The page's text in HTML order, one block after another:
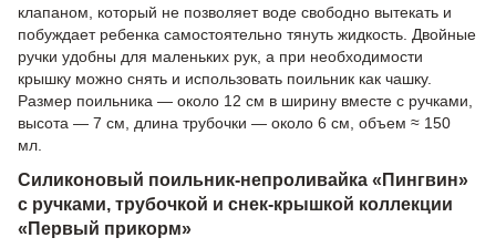
клапаном, который не позволяет воде свободно вытекать и
побуждает ребенка самостоятельно тянуть жидкость. Двойные
ручки удобны для маленьких рук, а при необходимости
крышку можно снять и использовать поильник как чашку.
Размер поильника — около 12 см в ширину вместе с ручками,
высота — 7 см, длина трубочки — около 6 см, объем ≈ 150
мл.
Силиконовый поильник-непроливайка «Пингвин»
с ручками, трубочкой и снек-крышкой коллекции
«Первый прикорм»